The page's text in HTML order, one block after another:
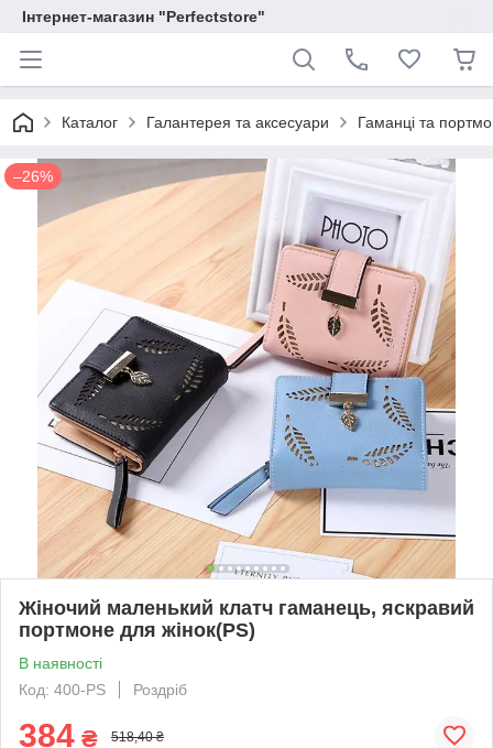
Інтернет-магазин "Perfectstore"
Каталог Галантерея та аксесуари Гаманці та
–26%
Жіночий маленький клатч гаманець, яскравий
портмоне для жінок(PS)
В наявності
Код: 400-PS
Роздріб
384 ₴ 518,40 ₴